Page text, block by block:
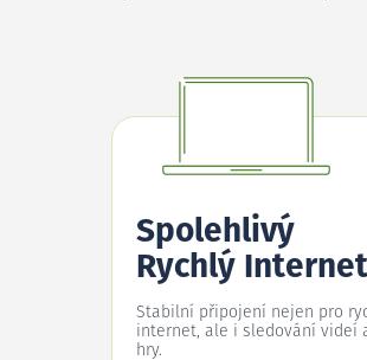
Spolehlivý
Rychlý Internet
Stabilní připojení nejen pro
internet, ale i sledování videí
hry.